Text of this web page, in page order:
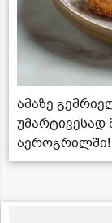
ამაზე
უმარტივესად
აეროგრილში!